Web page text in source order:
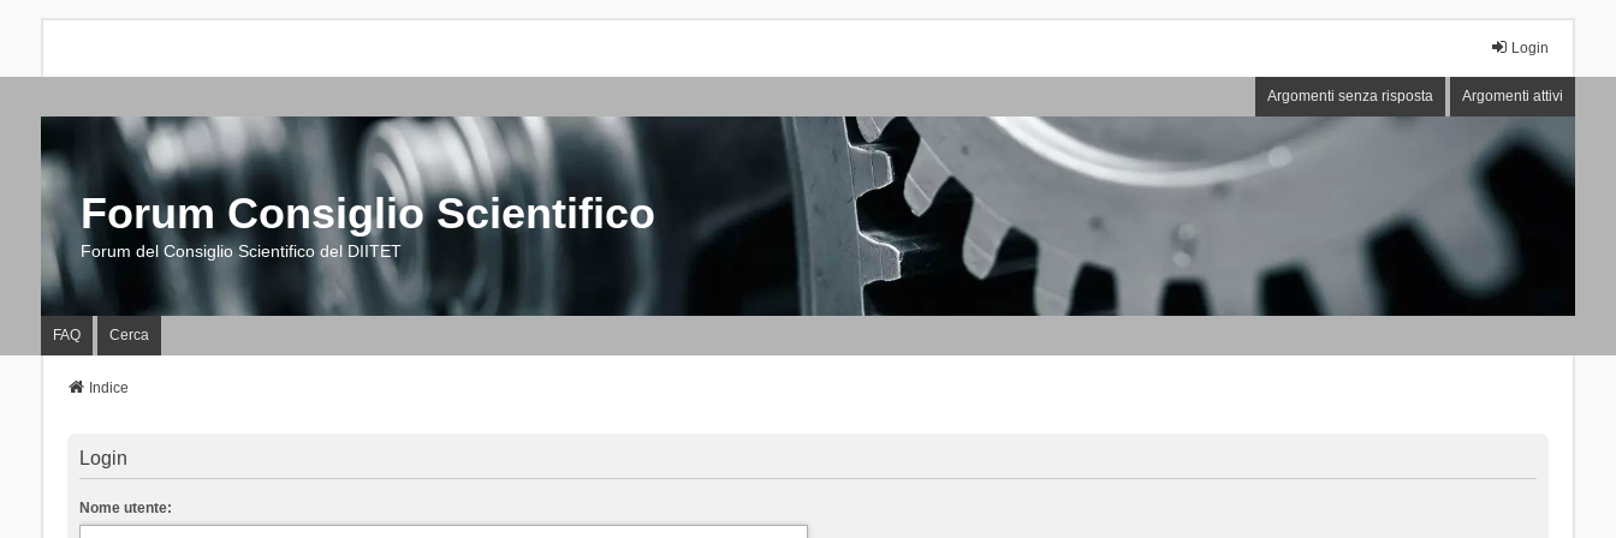
Login
Argomenti senza risposta Argomenti attivi
Forum Consiglio Scientifico
Forum del Consiglio Scientifico del DIITET
FAQ Cerca
Indice
Login
Nome utente: